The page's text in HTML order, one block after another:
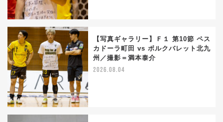
【写真ギャラリー】Ｆ１ 第10節 ペス
カドーラ町田 vs ボルクバレット北九
州／撮影＝満本泰介
2026.08.04